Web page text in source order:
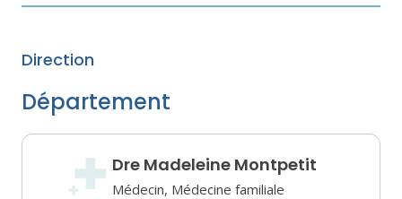
Direction
Département
Dre Madeleine Montpetit
Médecin, Médecine familiale